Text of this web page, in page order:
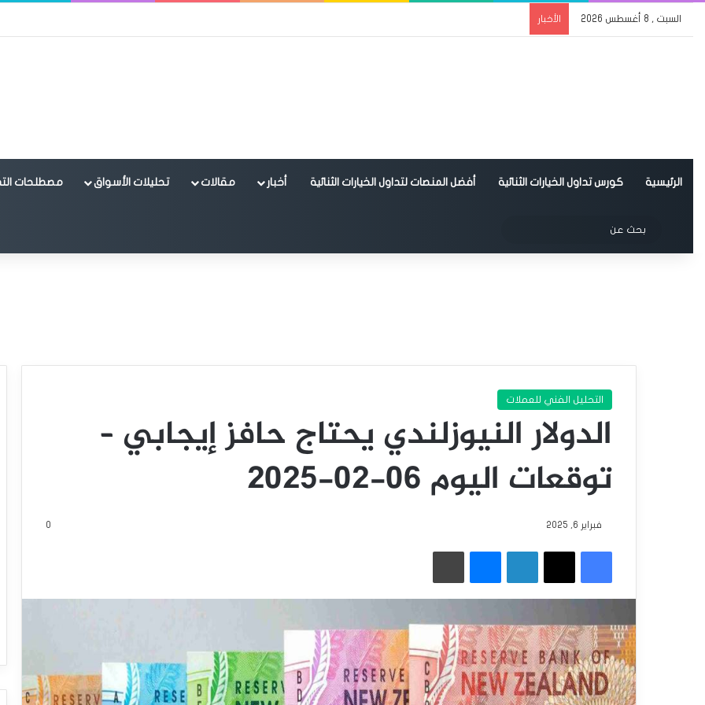
السبت , 8 أغسطس 2026 الأخبار
الرئيسية كورس تداول الخيارات الثنائية أفضل المنصات لتداول الخيارات الثنائية أخبار مقالات تحليلات الأسواق مصطلحات
الوضع المظلم
عن
التحليل الفني للعملات
الدولار النيوزلندي يحتاج حافز إيجابي –
توقعات اليوم 06-02-2025
فبراير 6, 2025 0
فيسبوك
‫X لينكدإن ماسنجر طباعة